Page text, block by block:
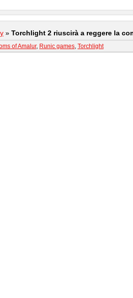
» Torchlight 2 riuscirà a reggere la
of Amalur, Runic games, Torchlight